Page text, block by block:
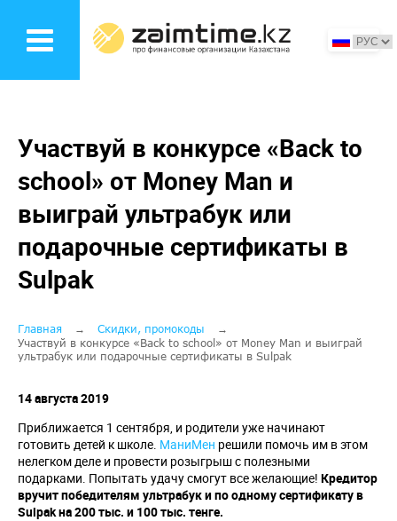
основному
Участвуй в конкурсе «Back to
school» от Money Man и
выиграй ультрабук или
подарочные сертификаты в
Sulpak
Строка
навигации
Главная
Скидки, промокоды
Участвуй в конкурсе «Back to school» от Money Man и выиграй
ультрабук или подарочные сертификаты в Sulpak
14 августа 2019
Приближается 1 сентября, и родители уже начинают
готовить детей к школе. МаниМен решили помочь им в этом
нелегком деле и провести розыгрыш с полезными
подарками. Попытать удачу смогут все желающие! Кредитор
вручит победителям ультрабук и по одному сертификату в
Sulpakна 200 тыс. и 100 тыс. тенге.